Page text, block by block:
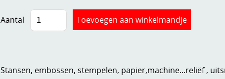
Aantal
Stansen, embossen, stempelen, papier,machine...reliëf ,